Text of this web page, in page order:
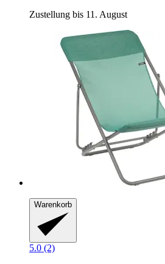
Zustellung bis 11. August
Warenkorb
5.0 (2)